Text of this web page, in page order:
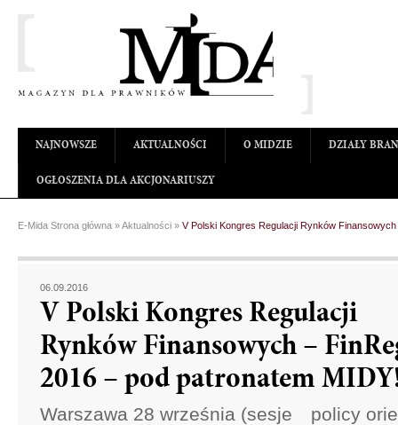
NAJNOWSZE AKTUALNOŚCI O MIDZIE DZIAŁY
OGŁOSZENIA DLA AKCJONARIUSZY
E-Mida Strona główna »Aktualności » V Polski Kongres Regulacji Rynków
06.09.2016
V Polski Kongres Regulacji
Rynków Finansowych –
2016 – pod patronatem
Warszawa 28 września (sesje policy